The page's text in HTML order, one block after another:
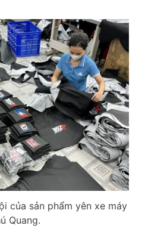
của sản phẩm yên xe máy
Quang.